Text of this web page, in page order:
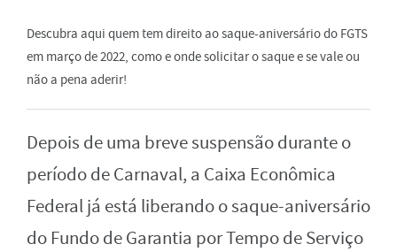
Descubra aqui quem tem direito ao saque-aniversário do FGTS
em março de 2022, como e onde solicitar o saque e se vale ou
não a pena aderir!
Depois de uma breve suspensão durante o
período de Carnaval, a Caixa Econômica
Federal já está liberando o saque-aniversário
do Fundo de Garantia por Tempo de Serviço